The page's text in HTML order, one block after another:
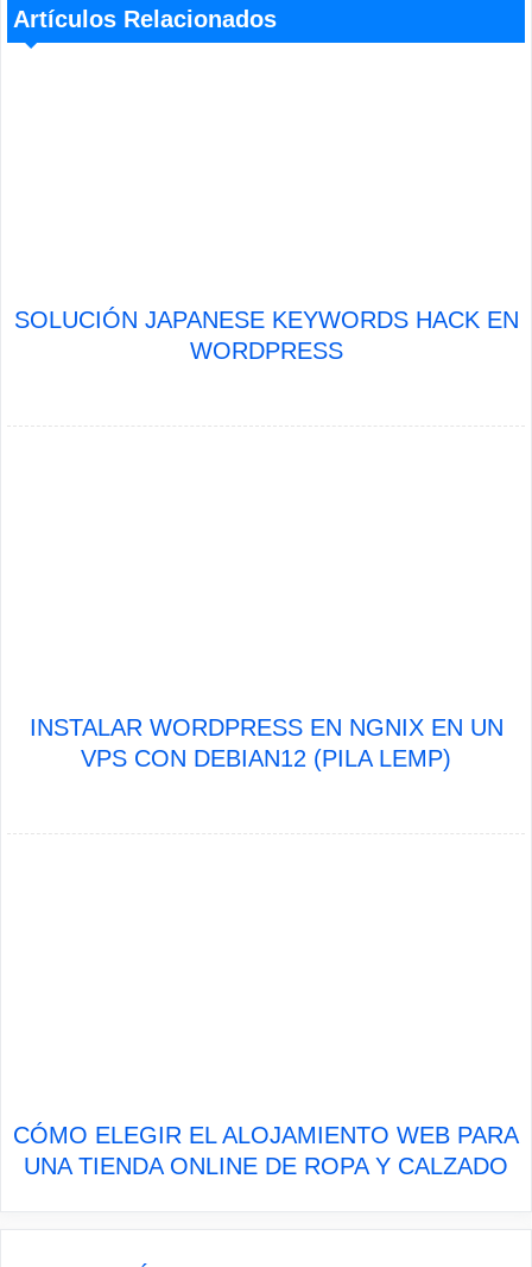
Artículos Relacionados
SOLUCIÓN JAPANESE KEYWORDS HACK EN
WORDPRESS
INSTALAR WORDPRESS EN NGNIX EN UN
VPS CON DEBIAN12 (PILA LEMP)
CÓMO ELEGIR EL ALOJAMIENTO WEB PARA
UNA TIENDA ONLINE DE ROPA Y CALZADO